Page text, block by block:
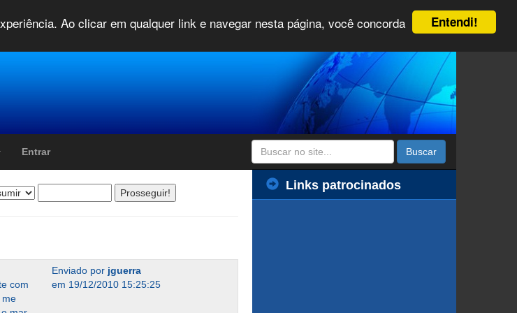
Entendi!
Ao clicar em qualquer link e navegar nesta página, você concorda
Entrar Buscar
com
me
Enviado por jguerra
em 19/12/2010 15:25:25
Links patrocinados